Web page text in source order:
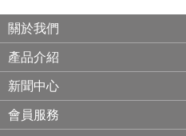
關於我們
產品介紹
新聞中心
會員服務